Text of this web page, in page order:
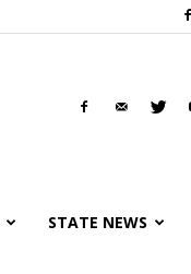
STATE NEWS